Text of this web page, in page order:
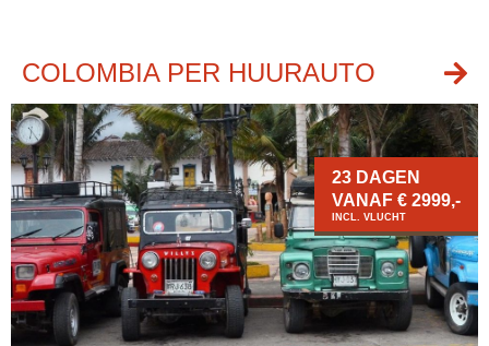
COLOMBIA PER HUURAUTO
23 DAGEN
VANAF € 2999,-
INCL. VLUCHT